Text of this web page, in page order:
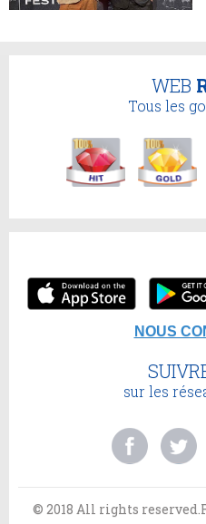
WEB
Tous les
NOUS
sur les
© 2018 All rights